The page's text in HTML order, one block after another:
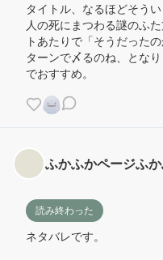
タイトル、なるほどそう
人の死にまつわる謎のふ
トあたりで「そうだった
ターンで〆るのね、とな
でおすすめ。
ふかふかページふ
読み終わった
ネタバレです。